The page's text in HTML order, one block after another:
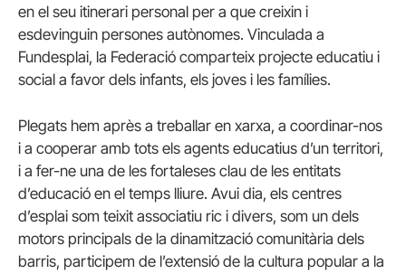
en el seu itinerari personal per a que creixin i
esdevinguin persones autònomes. Vinculada a
Fundesplai, la Federació comparteix projecte educatiu i
social a favor dels infants, els joves i les famílies.
Plegats hem après a treballar en xarxa, a coordinar-nos
i a cooperar amb tots els agents educatius d’un territori,
i a fer-ne una de les fortaleses clau de les entitats
d’educació en el temps lliure. Avui dia, els centres
d’esplai som teixit associatiu ric i divers, som un dels
motors principals de la dinamització comunitària dels
barris, participem de l’extensió de la cultura popular a la